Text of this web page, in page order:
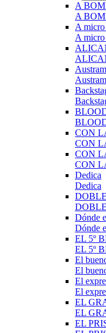
A
A
A
A
CON
CON
CON
CON
Dedica
Dedica
Dónde
Dónde
EL 5º
EL 5º
El
El
El
El
EL
EL
EL